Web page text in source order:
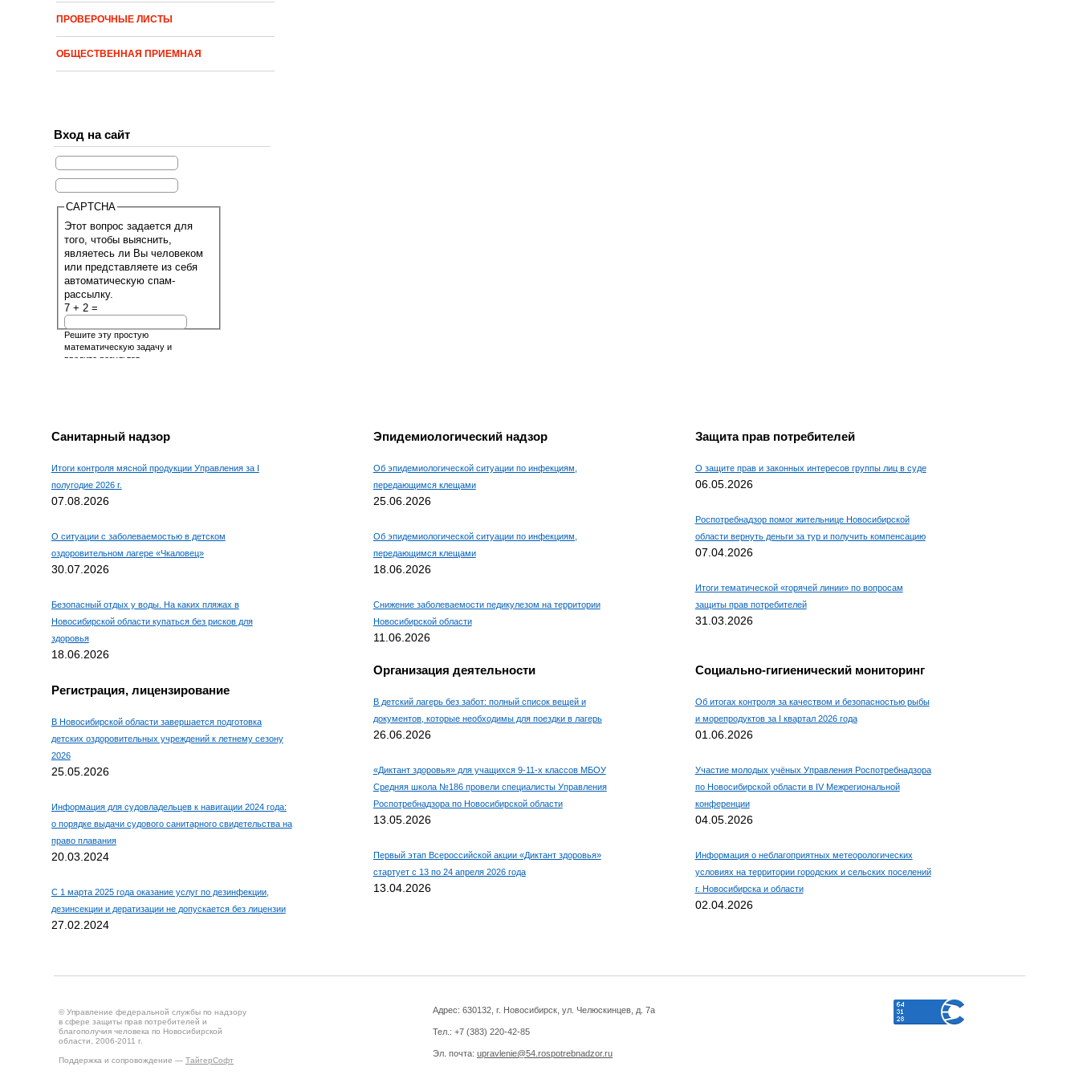
ПРОВЕРОЧНЫЕ ЛИСТЫ
ОБЩЕСТВЕННАЯ ПРИЕМНАЯ
Вход на сайт
CAPTCHA
Этот вопрос задается для
того, чтобы выяснить,
являетесь ли Вы человеком
или представляете из себя
автоматическую спам-
рассылку.
7 + 2 =
Решите эту простую
математическую задачу и
введите результат.
Санитарный надзор
Итоги контроля мясной продукции Управления за I
полугодие 2026 г.
07.08.2026
О ситуации с заболеваемостью в детском
оздоровительном лагере «Чкаловец»
30.07.2026
Безопасный отдых у воды. На каких пляжах в
Новосибирской области купаться без рисков для
здоровья
18.06.2026
Регистрация, лицензирование
В Новосибирской области завершается подготовка
детских оздоровительных учреждений к летнему сезону
2026
25.05.2026
Информация для судовладельцев к навигации 2024 года:
о порядке выдачи судового санитарного свидетельства на
право плавания
20.03.2024
С 1 марта 2025 года оказание услуг по дезинфекции,
дезинсекции и дератизации не допускается без лицензии
27.02.2024
Эпидемиологический надзор
Об эпидемиологической ситуации по инфекциям,
передающимся клещами
25.06.2026
Об эпидемиологической ситуации по инфекциям,
передающимся клещами
18.06.2026
Снижение заболеваемости педикулезом на территории
Новосибирской области
11.06.2026
Организация деятельности
В детский лагерь без забот: полный список вещей и
документов, которые необходимы для поездки в лагерь
26.06.2026
«Диктант здоровья» для учащихся 9-11-х классов МБОУ
Средняя школа №186 провели специалисты Управления
Роспотребнадзора по Новосибирской области
13.05.2026
Первый этап Всероссийской акции «Диктант здоровья»
стартует с 13 по 24 апреля 2026 года
13.04.2026
Защита прав потребителей
О защите прав и законных интересов группы лиц в суде
06.05.2026
Роспотребнадзор помог жительнице Новосибирской
области вернуть деньги за тур и получить компенсацию
07.04.2026
Итоги тематической «горячей линии» по вопросам
защиты прав потребителей
31.03.2026
Социально-гигиенический мониторинг
Об итогах контроля за качеством и безопасностью рыбы
и морепродуктов за I квартал 2026 года
01.06.2026
Участие молодых учёных Управления Роспотребнадзора
по Новосибирской области в IV Межрегиональной
конференции
04.05.2026
Информация о неблагоприятных метеорологических
условиях на территории городских и сельских поселений
г. Новосибирска и области
02.04.2026
© Управление федеральной службы по надзору
в сфере защиты прав потребителей и
благополучия человека по Новосибирской
области, 2006-2011 г.
Поддержка и сопровождение — ТайгерСофт
Адрес: 630132, г. Новосибирск, ул. Челюскинцев, д. 7а
Тел.: +7 (383) 220-42-85
Эл. почта: upravlenie@54.rospotrebnadzor.ru